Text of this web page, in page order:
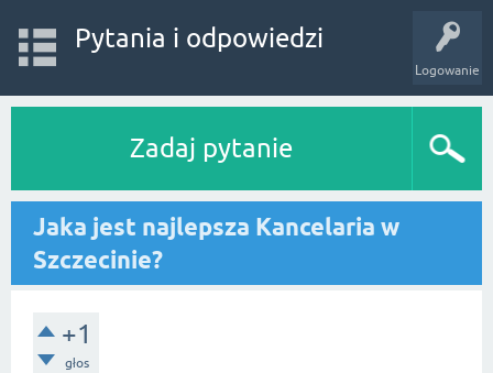
Logowanie
Pytania i odpowiedzi
Zadaj pytanie
Jaka jest najlepsza Kancelaria w
Szczecinie?
+1
głos